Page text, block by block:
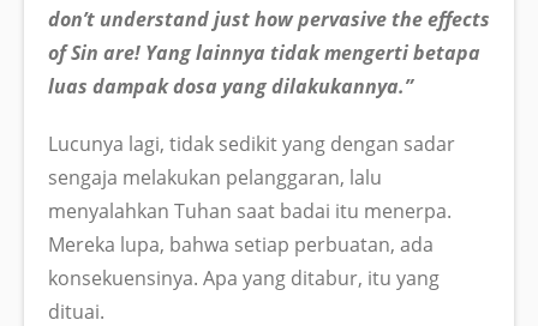
don’t understand just how pervasive the effects
of Sin are! Yang lainnya tidak mengerti betapa
luas dampak dosa yang dilakukannya.”
Lucunya lagi, tidak sedikit yang dengan sadar
sengaja melakukan pelanggaran, lalu
menyalahkan Tuhan saat badai itu menerpa.
Mereka lupa, bahwa setiap perbuatan, ada
konsekuensinya. Apa yang ditabur, itu yang
dituai.